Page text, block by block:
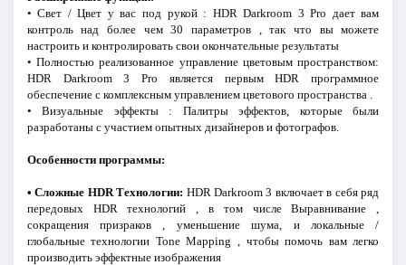
• Свет / Цвет у вас под рукой : HDR Darkroom 3 Pro дает вам
контроль над более чем 30 параметров , так что вы можете
настроить и контролировать свои окончательные результаты
• Полностью реализованное управление цветовым пространством:
HDR Darkroom 3 Pro является первым HDR программное
обеспечение с комплексным управлением цветового пространства .
• Визуальные эффекты : Палитры эффектов, которые были
разработаны с участием опытных дизайнеров и фотографов.
Особенности программы:
• Сложные HDR Технологии: HDR Darkroom 3 включает в себя ряд
передовых HDR технологий , в том числе Выравнивание ,
сокращения призраков , уменьшение шума, и локальные /
глобальные технологии Tone Mapping , чтобы помочь вам легко
производить эффектные изображения